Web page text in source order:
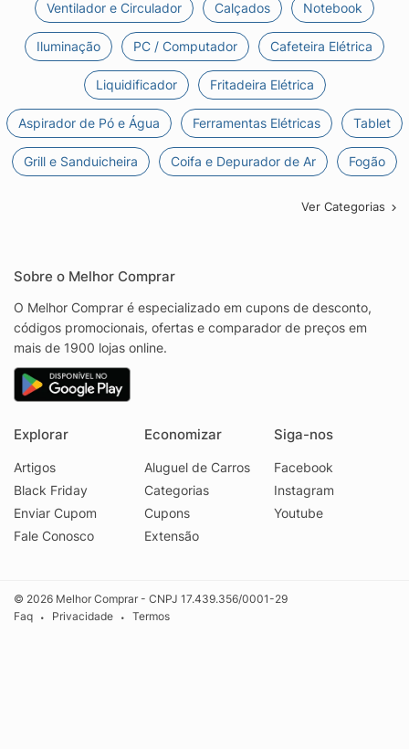
Ventilador e Circulador Calçados Notebook
Iluminação PC / Computador Cafeteira Elétrica
Liquidificador Fritadeira Elétrica
Aspirador de Pó e Água Ferramentas Elétricas Tablet
Grill e Sanduicheira Coifa e Depurador de Ar Fogão
Ver Categorias
Sobre o Melhor Comprar
O Melhor Comprar é especializado em cupons de desconto,
códigos promocionais, ofertas e comparador de preços em
mais de 1900 lojas online.
Explorar
Artigos
Black Friday
Enviar Cupom
Fale Conosco
Economizar
Aluguel de Carros
Categorias
Cupons
Extensão
Siga-nos
Facebook
Instagram
Youtube
© 2026 Melhor Comprar - CNPJ 17.439.356/0001-29
Faq
• Privacidade • Termos